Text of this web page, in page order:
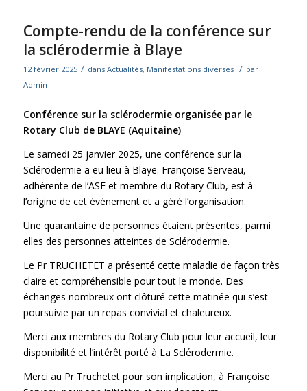
Compte-rendu de la conférence sur
la sclérodermie à Blaye
12 février 2025 / dans Actualités, Manifestations diverses / par
Admin
Conférence sur la sclérodermie organisée par le
Rotary Club de BLAYE (Aquitaine)
Le samedi 25 janvier 2025, une conférence sur la
Sclérodermie a eu lieu à Blaye. Françoise Serveau,
adhérente de l’ASF et membre du Rotary Club, est à
l’origine de cet événement et a géré l’organisation.
Une quarantaine de personnes étaient présentes, parmi
elles des personnes atteintes de Sclérodermie.
Le Pr TRUCHETET a présenté cette maladie de façon très
claire et compréhensible pour tout le monde. Des
échanges nombreux ont clôturé cette matinée qui s’est
poursuivie par un repas convivial et chaleureux.
Merci aux membres du Rotary Club pour leur accueil, leur
disponibilité et l’intérêt porté à La Sclérodermie.
Merci au Pr Truchetet pour son implication, à Françoise